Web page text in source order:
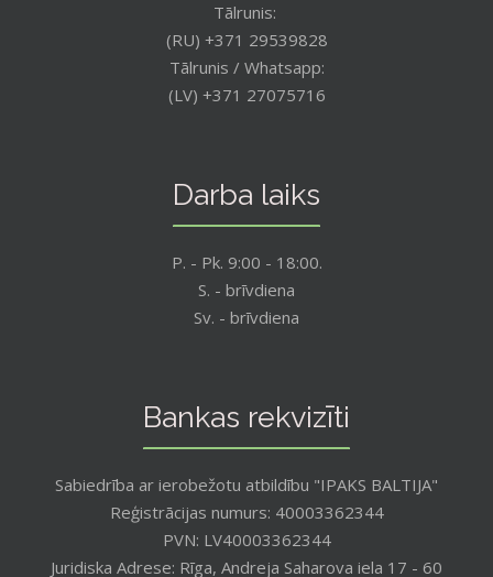
Tālrunis:
(RU) +371 29539828
Tālrunis / Whatsapp:
(LV) +371 27075716
Darba laiks
P. - Pk. 9:00 - 18:00.
S. - brīvdiena
Sv. - brīvdiena
Bankas rekvizīti
Sabiedrība ar ierobežotu atbildību "IPAKS BALTIJA"
Reģistrācijas numurs: 40003362344
PVN: LV40003362344
Juridiska Adrese: Rīga, Andreja Saharova iela 17 - 60